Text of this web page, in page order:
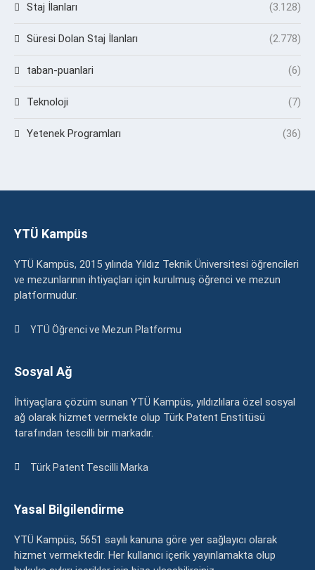
Staj İlanları (3.128)
Süresi Dolan Staj İlanları (2.778)
taban-puanlari (6)
Teknoloji (7)
Yetenek Programları (36)
YTÜ Kampüs
YTÜ Kampüs, 2015 yılında Yıldız Teknik Üniversitesi öğrencileri
ve mezunlarının ihtiyaçları için kurulmuş öğrenci ve mezun
platformudur.
YTÜ Öğrenci ve Mezun Platformu
Sosyal Ağ
İhtiyaçlara çözüm sunan YTÜ Kampüs, yıldızlılara özel sosyal
ağ olarak hizmet vermekte olup Türk Patent Enstitüsü
tarafından tescilli bir markadır.
Türk Patent Tescilli Marka
Yasal Bilgilendirme
YTÜ Kampüs, 5651 sayılı kanuna göre yer sağlayıcı olarak
hizmet vermektedir. Her kullanıcı içerik yayınlamakta olup